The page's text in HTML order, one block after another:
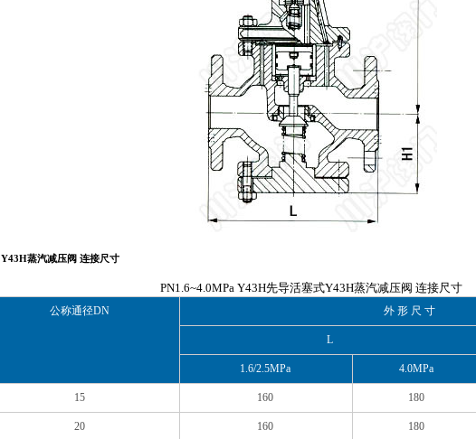
蒸汽减压阀 连接尺寸
PN1.6~4.0MPa Y43H先导活塞式Y43H蒸汽减压阀 连接尺寸
公称通径DN 外 形 尺 寸
L
1.6/2.5MPa 4.0MPa
15 160 180
20 160 180